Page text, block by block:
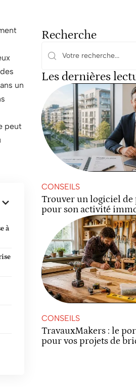
un
peut
à
Recherche
Les dernières
CONSEILS
Trouver un logiciel de
pour son activité
CONSEILS
TravauxMakers : le
pour vos projets de